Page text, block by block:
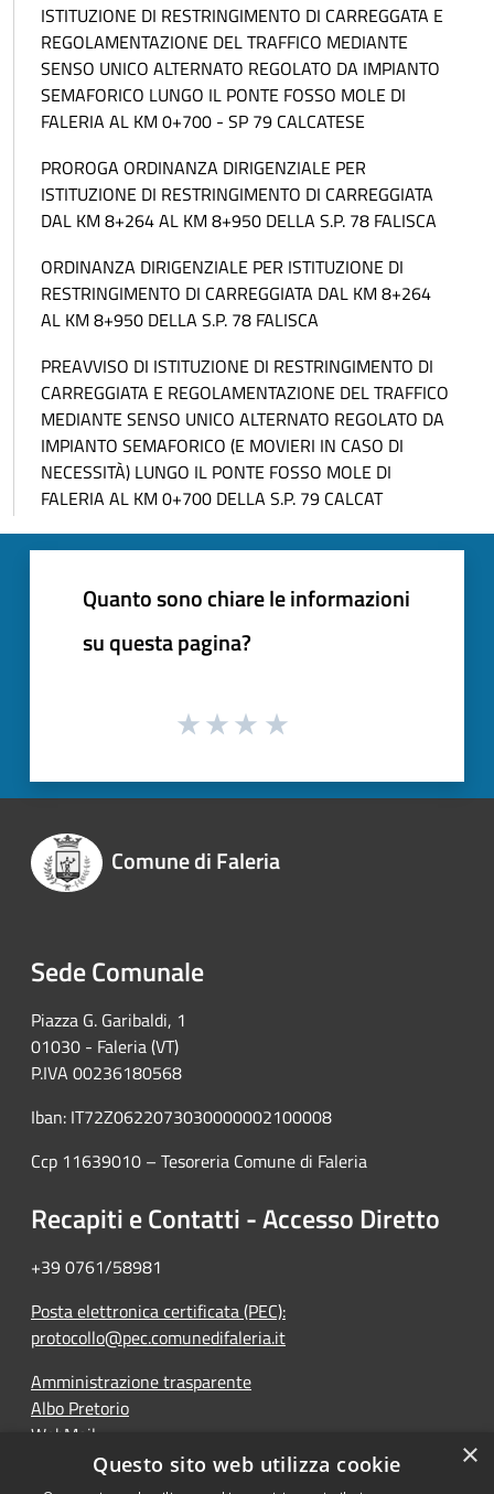
ISTITUZIONE DI RESTRINGIMENTO DI CARREGGATA E
REGOLAMENTAZIONE DEL TRAFFICO MEDIANTE
SENSO UNICO ALTERNATO REGOLATO DA IMPIANTO
SEMAFORICO LUNGO IL PONTE FOSSO MOLE DI
FALERIA AL KM 0+700 - SP 79 CALCATESE
PROROGA ORDINANZA DIRIGENZIALE PER
ISTITUZIONE DI RESTRINGIMENTO DI CARREGGIATA
DAL KM 8+264 AL KM 8+950 DELLA S.P. 78 FALISCA
ORDINANZA DIRIGENZIALE PER ISTITUZIONE DI
RESTRINGIMENTO DI CARREGGIATA DAL KM 8+264
AL KM 8+950 DELLA S.P. 78 FALISCA
PREAVVISO DI ISTITUZIONE DI RESTRINGIMENTO DI
CARREGGIATA E REGOLAMENTAZIONE DEL TRAFFICO
MEDIANTE SENSO UNICO ALTERNATO REGOLATO DA
IMPIANTO SEMAFORICO (E MOVIERI IN CASO DI
NECESSITÀ) LUNGO IL PONTE FOSSO MOLE DI
FALERIA AL KM 0+700 DELLA S.P. 79 CALCAT
Quanto sono chiare le informazioni
su questa pagina?
Comune di Faleria
Sede Comunale
Piazza G. Garibaldi, 1
01030 - Faleria (VT)
P.IVA 00236180568
Iban: IT72Z0622073030000002100008
Ccp 11639010 – Tesoreria Comune di Faleria
Recapiti e Contatti - Accesso Diretto
+39 0761/58981
Posta elettronica certificata (PEC):
protocollo@pec.comunedifaleria.it
Amministrazione trasparente
Albo Pretorio
WebMail
Dichiarazione di accessibilità
×
Questo sito web utilizza cookie